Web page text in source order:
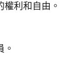
利和自由。